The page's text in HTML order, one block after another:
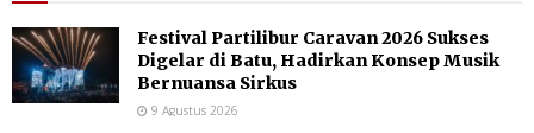
Festival Partilibur Caravan 2026 Sukses
Digelar di Batu, Hadirkan Konsep Musik
Bernuansa Sirkus
9 Agustus 2026